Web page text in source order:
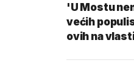
'U Mostu
većih
ovih na